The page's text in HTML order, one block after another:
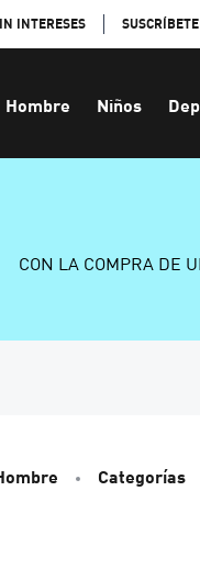
INTERESES
Hombre Niños
CON LA COMPRA DE
Categorías